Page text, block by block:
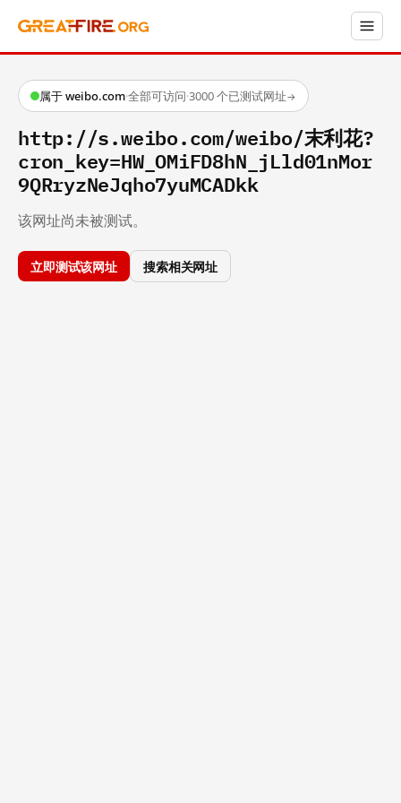
属于 weibo.com·全部可访问·3000 个已测试网址→
http://s.weibo.com/weibo/末利花?
cron_key=HW_OMiFD8hN_jLld01nMor
9QRryzNeJqho7yuMCADkk
该网址尚未被测试。
立即测试该网址 搜索相关网址